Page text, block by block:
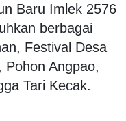
Baru Imlek 2576
berbagai
Festival Desa
Pohon Angpao,
Tari Kecak.